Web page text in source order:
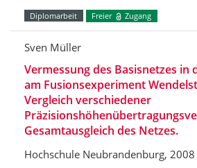
Diplomarbeit Freier Zugang
Sven Müller
Vermessung des Basisnetzes in
am Fusionsexperiment
Vergleich verschiedener
Gesamtausgleich des Netzes.
Hochschule Neubrandenburg, 2008